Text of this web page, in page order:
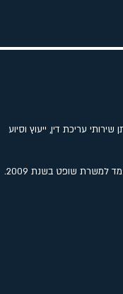
עריכת דין, ייעוץ וסיוע